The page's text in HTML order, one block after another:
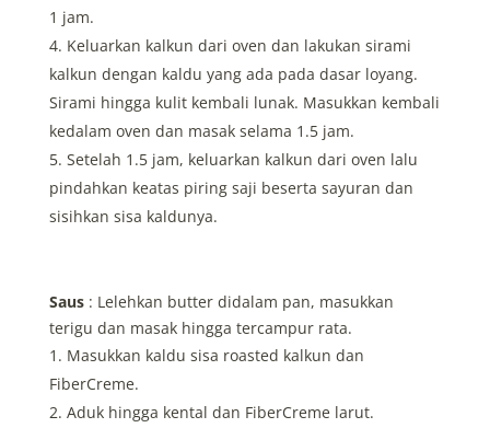
1 jam.
Keluarkan kalkun dari oven dan lakukan sirami
kalkun dengan kaldu yang ada pada dasar loyang.
Sirami hingga kulit kembali lunak. Masukkan kembali
kedalam oven dan masak selama 1.5 jam.
Setelah 1.5 jam, keluarkan kalkun dari oven lalu
pindahkan keatas piring saji beserta sayuran dan
sisihkan sisa kaldunya.
Saus: Lelehkan butter didalam pan, masukkan
terigu dan masak hingga tercampur rata.
Masukkan kaldu sisa roasted kalkun dan
FiberCreme.
Aduk hingga kental dan FiberCreme larut.